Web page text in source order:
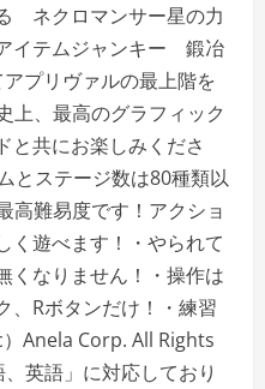
ネクロマンサー星の力
イテムジャンキー 鍛冶
プリヴァルの最上階を
上、最高のグラフィック
と共にお楽しみくださ
とステージ数は80種類以
高難易度です！アクショ
く遊べます！・やられて
くなりません！・操作は
、Rボタンだけ！・練習
Anela Corp. All Rights
英語」に対応しており